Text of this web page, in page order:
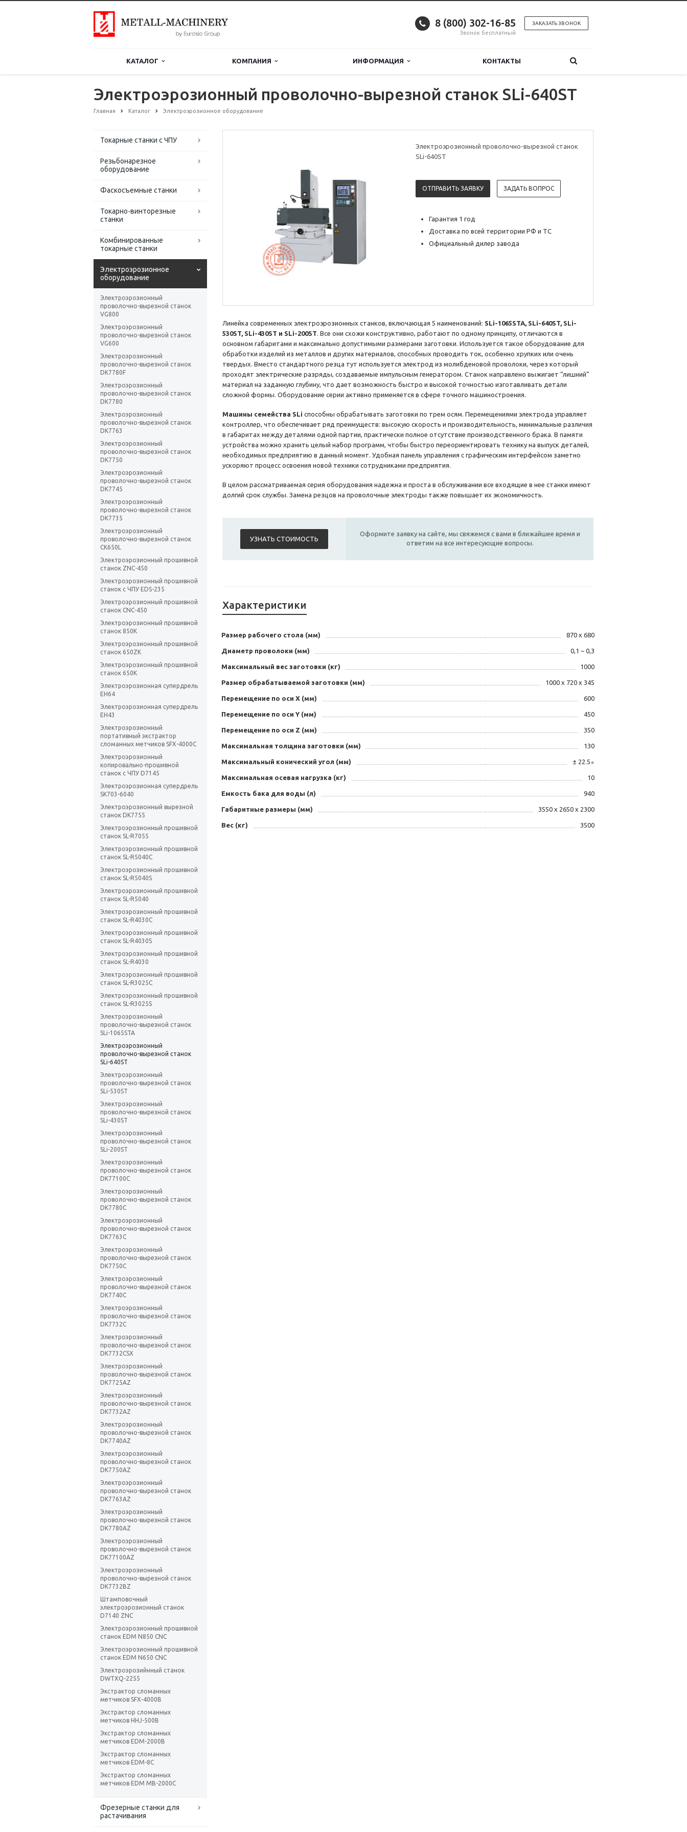
ЗАКАЗАТЬ ЗВОНОК
8 (800) 302-16-85
Звонок бесплатный
КАТАЛОГ КОМПАНИЯ ИНФОРМАЦИЯ КОНТАКТЫ
Электроэрозионный проволочно-вырезной станок SLi-640ST
Главная Каталог Электроэрозионное оборудование
Токарные станки с ЧПУ
Резьбонарезное
оборудование
Фаскосъемные станки
Токарно-винторезные
станки
Комбинированные
токарные станки
Электроэрозионное
оборудование
Электроэрозионный
проволочно-вырезной станок
VG800
Электроэрозионный
проволочно-вырезной станок
VG600
Электроэрозионный
проволочно-вырезной станок
DK7780F
Электроэрозионный
проволочно-вырезной станок
DK7780
Электроэрозионный
проволочно-вырезной станок
DK7763
Электроэрозионный
проволочно-вырезной станок
DK7750
Электроэрозионный
проволочно-вырезной станок
DK7745
Электроэрозионный
проволочно-вырезной станок
DK7735
Электроэрозионный
проволочно-вырезной станок
CK650L
Электроэрозионный прошивной
станок ZNC-450
Электроэрозионный прошивной
станок с ЧПУ EDS-235
Электроэрозионный прошивной
станок CNC-450
Электроэрозионный прошивной
станок 850K
Электроэрозионный прошивной
станок 650ZK
Электроэрозионный прошивной
станок 650K
Электроэрозионная супердрель
EH64
Электроэрозионная супердрель
EH43
Электроэрозионный
портативный экстрактор
сломанных метчиков SFX-4000C
Электроэрозионный
копировально-прошивной
станок с ЧПУ D7145
Электроэрозионная супердрель
SK703-6040
Электроэрозионный вырезной
станок DK7755
Электроэрозионный прошивной
станок SL-R7055
Электроэрозионный прошивной
станок SL-R5040C
Электроэрозионный прошивной
станок SL-R5040S
Электроэрозионный прошивной
станок SL-R5040
Электроэрозионный прошивной
станок SL-R4030C
Электроэрозионный прошивной
станок SL-R4030S
Электроэрозионный прошивной
станок SL-R4030
Электроэрозионный прошивной
станок SL-R3025C
Электроэрозионный прошивной
станок SL-R3025S
Электроэрозионный
проволочно-вырезной станок
SLi-1065STA
Электроэрозионный
проволочно-вырезной станок
SLi-640ST
Электроэрозионный
проволочно-вырезной станок
SLi-530ST
Электроэрозионный
проволочно-вырезной станок
SLi-430ST
Электроэрозионный
проволочно-вырезной станок
SLi-200ST
Электроэрозионный
проволочно-вырезной станок
DK77100C
Электроэрозионный
проволочно-вырезной станок
DK7780C
Электроэрозионный
проволочно-вырезной станок
DK7763C
Электроэрозионный
проволочно-вырезной станок
DK7750C
Электроэрозионный
проволочно-вырезной станок
DK7740C
Электроэрозионный
проволочно-вырезной станок
DK7732C
Электроэрозионный
проволочно-вырезной станок
DK7732CSX
Электроэрозионный
проволочно-вырезной станок
DK7725AZ
Электроэрозионный
проволочно-вырезной станок
DK7732AZ
Электроэрозионный
проволочно-вырезной станок
DK7740AZ
Электроэрозионный
проволочно-вырезной станок
DK7750AZ
Электроэрозионный
проволочно-вырезной станок
DK7763AZ
Электроэрозионный
проволочно-вырезной станок
DK7780AZ
Электроэрозионный
проволочно-вырезной станок
DK77100AZ
Электроэрозионный
проволочно-вырезной станок
DK7732BZ
Штамповочный
электроэрозионный станок
D7140 ZNC
Электроэрозионный прошивной
станок EDM N850 CNC
Электроэрозионный прошивной
станок EDM N650 CNC
Электроэрозийнный станок
DWTXQ-2255
Экстрактор сломанных
метчиков SFX-4000B
Экстрактор сломанных
метчиков HHJ-500B
Экстрактор сломанных
метчиков EDM-2000B
Экстрактор сломанных
метчиков EDM-8C
Экстрактор сломанных
метчиков EDM MB-2000C
Фрезерные станки для
растачивания
Электроэрозионный проволочно-вырезной станок
SLi-640ST
ОТПРАВИТЬ ЗАЯВКУ ЗАДАТЬ ВОПРОС
Гарантия 1 год
Доставка по всей территории РФ и ТС
Официальный дилер завода
Линейка современных электроэрозионных станков, включающая 5 наименований: SLi-1065STA, SLi-640ST, SLi-
530ST, SLi-430ST и SLi-200ST. Все они схожи конструктивно, работают по одному принципу, отличаются в
основном габаритами и максимально допустимыми размерами заготовки. Используется такое оборудование для
обработки изделий из металлов и других материалов, способных проводить ток, особенно хрупких или очень
твердых. Вместо стандартного резца тут используется электрод из молибденовой проволоки, через который
проходят электрические разряды, создаваемые импульсным генератором. Станок направлено выжигает “лишний”
материал на заданную глубину, что дает возможность быстро и высокой точностью изготавливать детали
сложной формы. Оборудование серии активно применяется в сфере точного машиностроения.
Машины семейства SLi способны обрабатывать заготовки по трем осям. Перемещениями электрода управляет
контроллер, что обеспечивает ряд преимуществ: высокую скорость и производительность, минимальные различия
в габаритах между деталями одной партии, практически полное отсутствие производственного брака. В памяти
устройства можно хранить целый набор программ, чтобы быстро переориентировать технику на выпуск деталей,
необходимых предприятию в данный момент. Удобная панель управления с графическим интерфейсом заметно
ускоряют процесс освоения новой техники сотрудниками предприятия.
В целом рассматриваемая серия оборудования надежна и проста в обслуживании все входящие в нее станки имеют
долгий срок службы. Замена резцов на проволочные электроды также повышает их экономичность.
УЗНАТЬ СТОИМОСТЬ
Оформите заявку на сайте, мы свяжемся с вами в ближайшее время и
ответим на все интересующие вопросы.
Характеристики
Размер рабочего стола (мм) 870 х 680
Диаметр проволоки (мм) 0,1 ~ 0,3
Максимальный вес заготовки (кг) 1000
Размер обрабатываемой заготовки (мм) 1000 х 720 х 345
Перемещение по оси X (мм) 600
Перемещение по оси Y (мм) 450
Перемещение по оси Z (мм) 350
Максимальная толщина заготовки (мм) 130
Максимальный конический угол (мм) ± 22.5∘
Максимальная осевая нагрузка (кг) 10
Емкость бака для воды (л) 940
Габаритные размеры (мм) 3550 х 2650 х 2300
Вес (кг) 3500